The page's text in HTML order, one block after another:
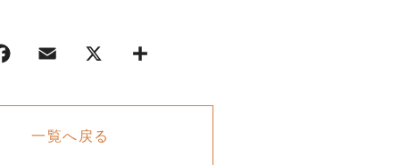
一覧へ戻る